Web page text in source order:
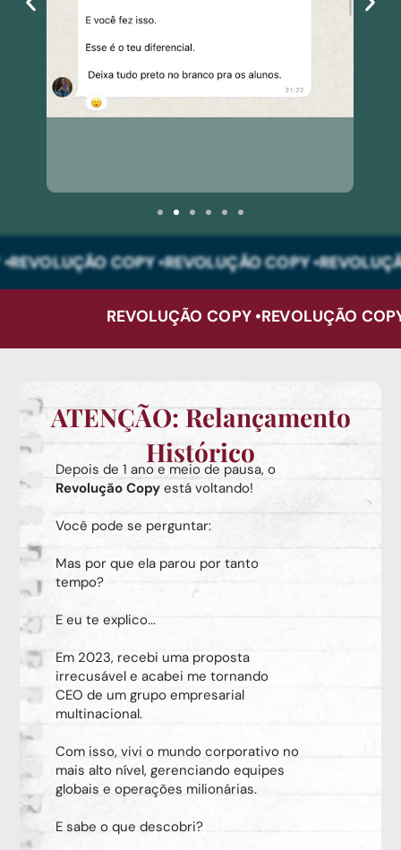
REVOLUÇÃO COPY •REVOLUÇÃO COPY •
REVOLUÇÃO COPY •REVOLUÇÃO
ATENÇÃO: Relançamento
Histórico
Depois de 1 ano e meio de pausa, o
Revolução Copyestá voltando!
Você pode se perguntar:
Mas por que ela parou por tanto
tempo?
E eu te explico...
Em 2023, recebi uma proposta
irrecusável e acabei me tornando
CEO de um grupo empresarial
multinacional.
Com isso, vivi o mundo corporativo no
mais alto nível, gerenciando equipes
globais e operações milionárias.
E sabe o que descobri?